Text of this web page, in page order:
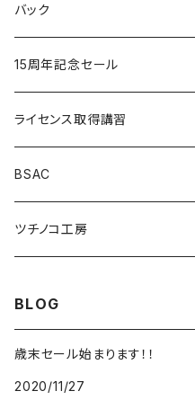
オリジナルＴシャツ
Cocoloa
ＧＵＬＬ
MOBBY'S
SUNSKI
ＧＵＬＬ
Cocoloa
ＴＵＳＡ
重器材セット
アクアラング
バック
ＳＴストリームトレイル
MOBBY'S
ＴＵＳＡ
15周年記念セール
重器材セット
軽器材セット
スノーケリングセット
ライセンス取得講習
BSAC
ツチノコ工房
BLOG
歳末セール始まります！！
2020/11/27